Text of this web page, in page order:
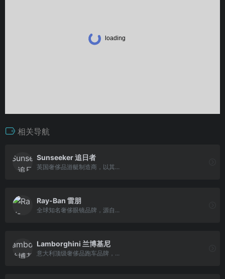
相关导航
Sunseeker 追日者
英国奢侈品游艇制造商，以其...
Ray-Ban 雷朋
全球知名奢侈眼镜品牌，源自...
Lamborghini 兰博基尼
意大利顶级奢侈品跑车品牌，...